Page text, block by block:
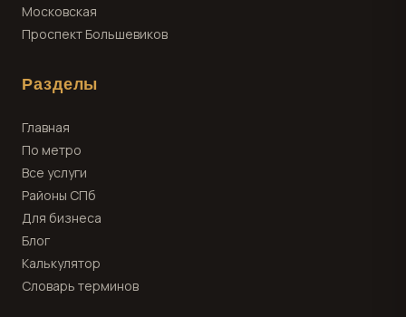
Московская
Проспект Большевиков
Разделы
Главная
По метро
Все услуги
Районы СПб
Для бизнеса
Блог
Калькулятор
Словарь терминов